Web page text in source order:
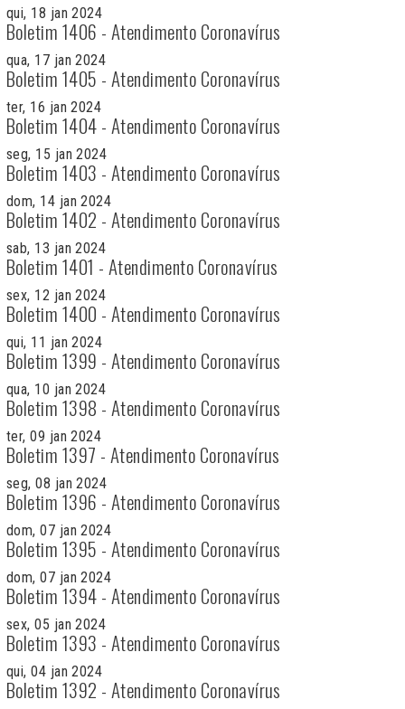
qui, 18 jan 2024
Boletim 1406 - Atendimento Coronavírus
qua, 17 jan 2024
Boletim 1405 - Atendimento Coronavírus
ter, 16 jan 2024
Boletim 1404 - Atendimento Coronavírus
seg, 15 jan 2024
Boletim 1403 - Atendimento Coronavírus
dom, 14 jan 2024
Boletim 1402 - Atendimento Coronavírus
sab, 13 jan 2024
Boletim 1401 - Atendimento Coronavírus
sex, 12 jan 2024
Boletim 1400 - Atendimento Coronavírus
qui, 11 jan 2024
Boletim 1399 - Atendimento Coronavírus
qua, 10 jan 2024
Boletim 1398 - Atendimento Coronavírus
ter, 09 jan 2024
Boletim 1397 - Atendimento Coronavírus
seg, 08 jan 2024
Boletim 1396 - Atendimento Coronavírus
dom, 07 jan 2024
Boletim 1395 - Atendimento Coronavírus
dom, 07 jan 2024
Boletim 1394 - Atendimento Coronavírus
sex, 05 jan 2024
Boletim 1393 - Atendimento Coronavírus
qui, 04 jan 2024
Boletim 1392 - Atendimento Coronavírus